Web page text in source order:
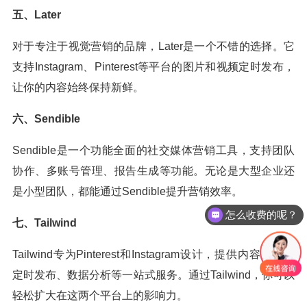
五、Later
对于专注于视觉营销的品牌，Later是一个不错的选择。它
支持Instagram、Pinterest等平台的图片和视频定时发布，
让你的内容始终保持新鲜。
六、Sendible
Sendible是一个功能全面的社交媒体营销工具，支持团队
协作、多账号管理、报告生成等功能。无论是大型企业还
是小型团队，都能通过Sendible提升营销效率。
七、Tailwind
Tailwind专为Pinterest和Instagram设计，提供内容规划、
定时发布、数据分析等一站式服务。通过Tailwind，你可以
轻松扩大在这两个平台上的影响力。
怎么收费的呢？